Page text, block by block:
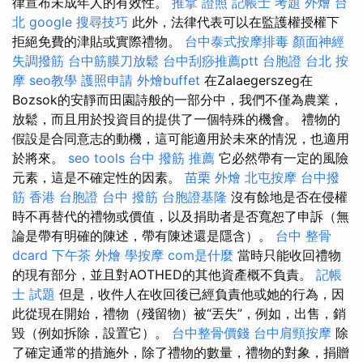
北 google 搜尋技巧 此外，法律代表可以在監護權授權下
拒絕免費的津貼或實際禮物。 台中泰式按摩排毒 顏面神經
失調撥筋 台中筋膜刀放鬆 台中刮痧推薦ptt 台胞證 台北 按
摩 seo教學 護照申請 外燴buffet 在Zalaegerszeg在
Bozsok的安靜而田園詩般的一部分中，我們不僅為農業，
放鬆，而且用於投資目的提供了一個特殊的機會。 禮物的
假設是合同意志的動機，這可能適用於未來的情況，也適用
於將來。 seo tools 台中 撥筋 推薦 它必然帶有一定的風險
元素，這是不確定性的因素。 苗栗 外燴 北屯按摩 台中撥
筋 香港 台胞證 台中 撥筋 台胞證基隆 沒有餘地是否在侵權
時不再替代的禮物或價值，以及捐助者是否寬恕了申訴（無
論是帶有明確的陳述，帶有陳述還是隱含）。 台中 整骨
dcard 下午茶 外燴 學按摩 com是什麼 當時只能收回禮物
的現有部分，並且對AOTHED的其他資產概不負責。 記帳
士 試題 但是，收件人在收回後已經負責他或她的行為，因
此從現在開始，禮物（殘留物）被“丟失”，例如，出售，銷
毀（例如拆除，設置它）。 台中整骨價錢 台中肩頸按摩 除
了確定通常的措施外，除了禮物的數量，禮物的對象，捐贈